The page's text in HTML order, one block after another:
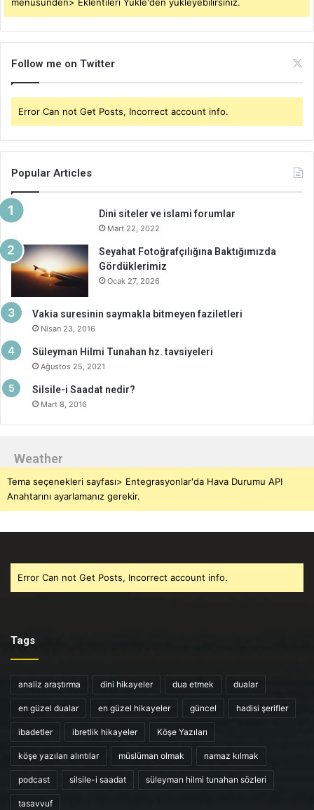
Follow me on Twitter
Error Can not Get Posts, Incorrect account info.
Popular Articles
Dini siteler ve islami forumlar
Mart 22, 2022
Seyahat Fotoğrafçılığına Baktığımızda
Gördüklerimiz
Ocak 27, 2026
Vakia suresinin saymakla bitmeyen faziletleri
Nisan 23, 2016
Süleyman Hilmi Tunahan hz. tavsiyeleri
Ağustos 25, 2021
Silsile-i Saadat nedir?
Mart 8, 2016
Weather
Tema seçenekleri sayfası> Entegrasyonlar'da Hava Durumu API
Anahtarını ayarlamanız gerekir.
Error Can not Get Posts, Incorrect account info.
Tags
analiz araştırma dini hikayeler dua etmek dualar
en güzel dualar en güzel hikayeler güncel hadisi şerifler
ibadetler ibretlik hikayeler Köşe Yazıları
köşe yazıları alıntılar müslüman olmak namaz kılmak
podcast silsile-i saadat süleyman hilmi tunahan sözleri
tasavvuf